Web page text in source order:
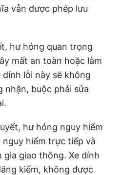
vẫn được phép lưu
hư hỏng quan trọng
mất an toàn hoặc làm
lỗi này sẽ không
nhận, buộc phải sửa
hư hỏng nguy hiểm
nguy hiểm trực tiếp và
giao thông. Xe dính
kiểm, không được